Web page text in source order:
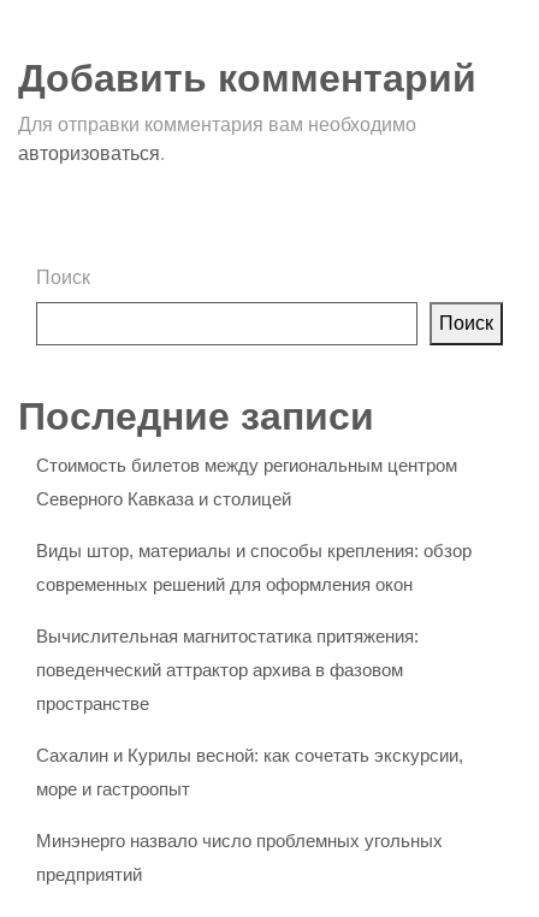
Добавить комментарий
Для отправки комментария вам необходимо
авторизоваться.
Поиск
Поиск
Последние записи
Стоимость билетов между региональным центром
Северного Кавказа и столицей
Виды штор, материалы и способы крепления: обзор
современных решений для оформления окон
Вычислительная магнитостатика притяжения:
поведенческий аттрактор архива в фазовом
пространстве
Сахалин и Курилы весной: как сочетать экскурсии,
море и гастроопыт
Минэнерго назвало число проблемных угольных
предприятий